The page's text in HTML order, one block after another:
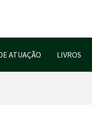
ATUAÇÃO LIVROS